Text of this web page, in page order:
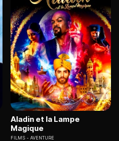
Aladin et la Lampe
Magique
FILMS AVENTURE